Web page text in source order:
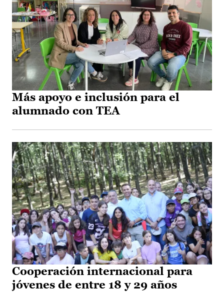
Más apoyo e inclusión para el
alumnado con TEA
Cooperación internacional para
jóvenes de entre 18 y 29 años